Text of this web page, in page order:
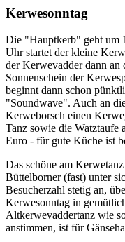
Kerwesonntag
Die "Hauptkerb" geht um
Uhr startet der kleine
der Kerwevadder dann
Sonnenschein der
beginnt dann schon
"Soundwave". Auch an
Kerweborsch einen
Tanz sowie die Watztaufe
Euro - für gute Küche ist
Das schöne am
Büttelborner (fast) unter
Besucherzahl stetig an,
Kerwesonntag in
Altkerwevaddertanz wie
anstimmen, ist für